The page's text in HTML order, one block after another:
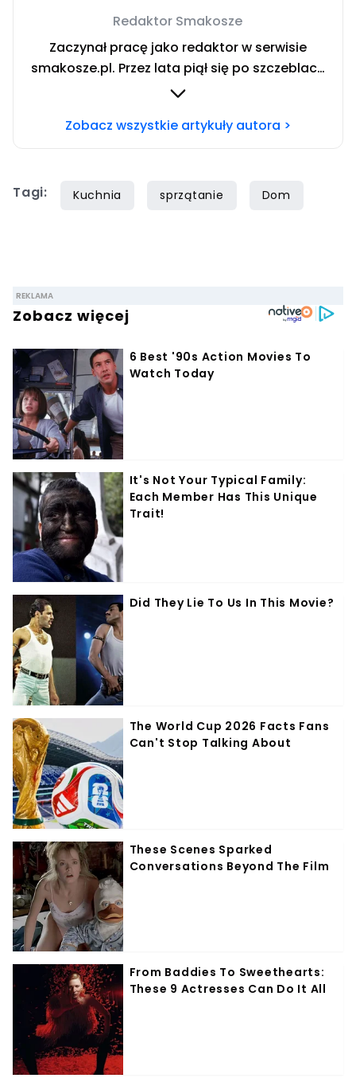
Redaktor Smakosze
Zaczynał pracę jako redaktor w serwisie
smakosze.pl. Przez lata piął się po szczeblach
przez stanowiska wydawnicze, w serwisach
oraz papilot.pl. Przez ponad rok dbał o serwis
siedem lat, lecz gotowaniem i pisaniem o
Zobacz wszystkie artykuły autora >
Tagi: Kuchnia sprzątanie Dom